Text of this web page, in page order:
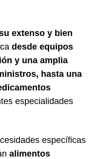
extenso y bien
desde equipos
y una amplia
hasta una
especialidades
específicas
alimentos